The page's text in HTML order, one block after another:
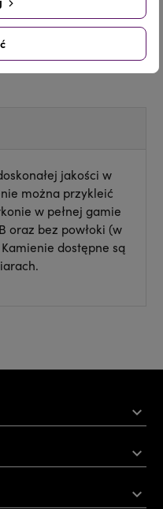
jakości w
można przykleić
w pełnej gamie
oraz bez powłoki (w
dostępne są


